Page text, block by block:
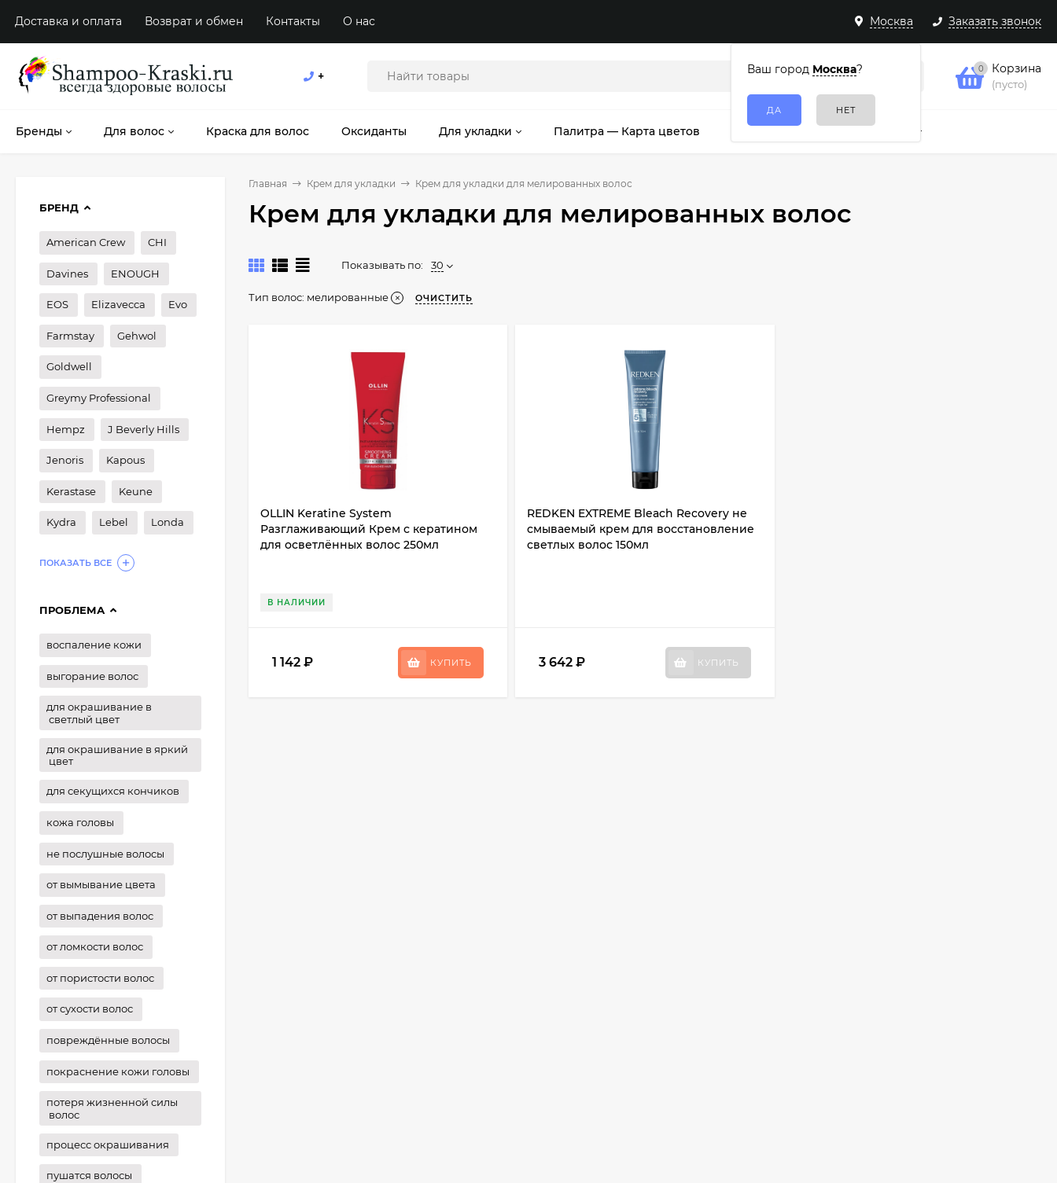
Москва
Ваш город Москва?
Заказать звонок
Доставка и оплата Возврат и обмен Контакты О нас
+
0 Корзина
(пусто)
Бренды Для волос Краска для волос Оксиданты Для укладки Палитра — Карта цветов
Главная Крем для укладки Крем для укладки для мелированных волос
Крем для укладки для мелированных волос
Показывать по: 30
Тип волос: мелированные ОЧИСТИТЬ
OLLIN Keratine System
Разглаживающий Крем с кератином
для осветлённых волос 250мл
В НАЛИЧИИ
1 142 ₽ КУПИТЬ
REDKEN EXTREME Bleach Recovery не
смываемый крем для восстановление
светлых волос 150мл
3 642₽ КУПИТЬ
БРЕНД
American Crew CHI
Davines ENOUGH
EOS Elizavecca Evo
Farmstay Gehwol
Goldwell
Greymy Professional
Hempz J Beverly Hills
Jenoris Kapous
Kerastase Keune
Kydra Lebel Londa
ПОКАЗАТЬ ВСЕ
ПРОБЛЕМА
воспаление кожи
выгорание волос
для окрашивание в
светлый цвет
для окрашивание в яркий
цвет
для секущихся кончиков
кожа головы
не послушные волосы
от вымывание цвета
от выпадения волос
от ломкости волос
от пористости волос
от сухости волос
повреждённые волосы
покраснение кожи головы
потеря жизненной силы
волос
процесс окрашивания
пушатся волосы